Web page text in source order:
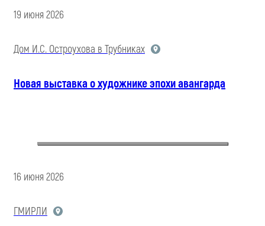
19 июня 2026
Дом И.С. Остроухова в Трубниках
Новая выставка о художнике эпохи авангарда
16 июня 2026
ГМИРЛИ